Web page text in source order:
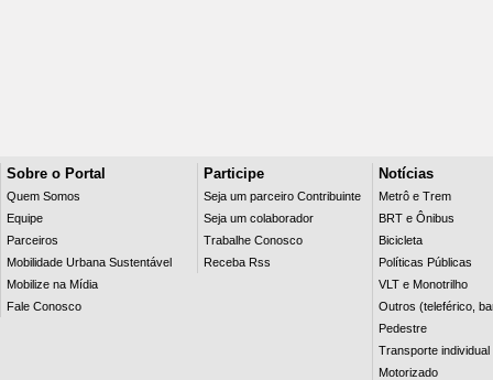
Sobre o Portal
Quem Somos
Equipe
Parceiros
Mobilidade Urbana Sustentável
Mobilize na Mídia
Fale Conosco
Participe
Seja um parceiro Contribuinte
Seja um colaborador
Trabalhe Conosco
Receba Rss
Notícias
Metrô e Trem
BRT e Ônibus
Bicicleta
Políticas Públicas
VLT e Monotrilho
Outros (teleférico,
Pedestre
Transporte individual
Motorizado